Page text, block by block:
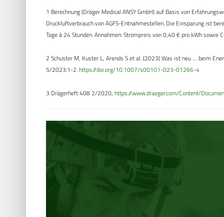
1 Berechnung (Dräger Medical ANSY GmbH) auf Basis von
Druckluftverbrauch von AGFS-Entnahmestellen. Die Einsparung ist
Tage à 24 Stunden. Annahmen: Strompreis von 0,40 € pro kWh
2 Schuster M, Kuster L, Arends S et al. (2023) Was ist neu … beim
5/2023:1-2.https://doi.org/10.1007/s00101-023-01266-4
3 Drägerheft 408 2/2020, https://www.draeger.com/Content/